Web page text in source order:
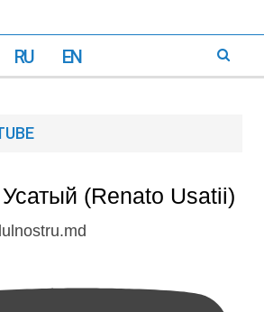
RU EN
(Renato Usatii)